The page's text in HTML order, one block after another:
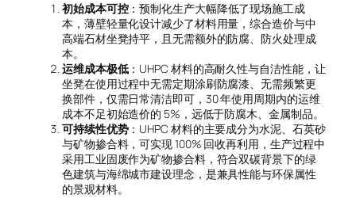
初始成本可控：预制化生产大幅降低了现场施工成
本，薄壁轻量化设计减少了材料用量，综合造价与中
高端石材坐凳持平，且无需额外的防腐、防火处理成
本。
运维成本极低：UHPC 材料的高耐久性与自洁性能，让
坐凳在使用过程中无需定期涂刷防腐漆、无需频繁更
换部件，仅需日常清洁即可，30 年使用周期内的运维
成本不足初始造价的 5%，远低于防腐木、金属制品。
可持续性优势：UHPC 材料的主要成分为水泥、石英砂
与矿物掺合料，可实现 100% 回收再利用，生产过程中
采用工业固废作为矿物掺合料，符合双碳背景下的绿
色建筑与海绵城市建设理念，是兼具性能与环保属性
的景观材料。